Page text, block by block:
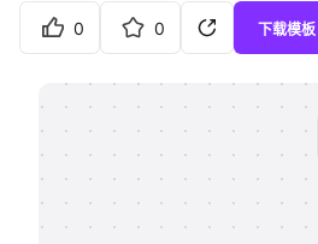
企业服务
客户案例
0 0 下载模板